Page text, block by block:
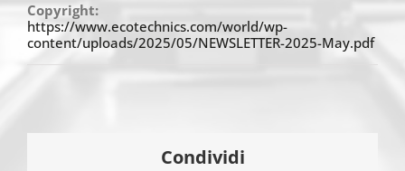
Copyright:
https://www.ecotechnics.com/world/wp-
content/uploads/2025/05/NEWSLETTER-2025-May.pdf
Condividi